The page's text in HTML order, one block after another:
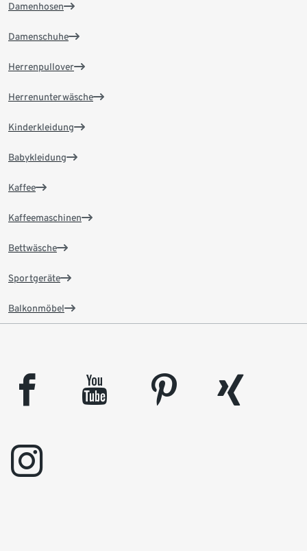
Damenhosen
Damenschuhe
Herrenpullover
Herrenunterwäsche
Kinderkleidung
Babykleidung
Kaffee
Kaffeemaschinen
Bettwäsche
Sportgeräte
Balkonmöbel
facebook youtube pinterest
xing
instagram